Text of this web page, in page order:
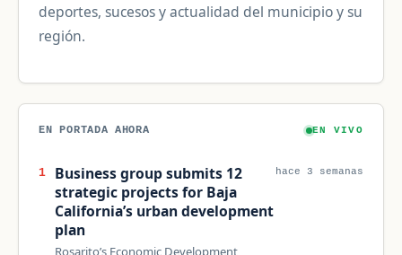
deportes, sucesos y actualidad del municipio y su
región.
EN PORTADA AHORA EN VIVO
1
Business group submits 12
strategic projects for Baja
California’s urban development
plan
Rosarito’s Economic Development
hace 3 semanas